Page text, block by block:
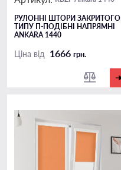
РУЛОННІ ШТОРИ ЗАКРИТОГО
ТИПУ П-ПОДIБНІ НАПРЯМНІ
ANKARA 1440
Ціна від 1666 грн.